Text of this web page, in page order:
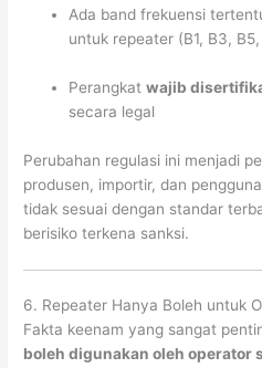
Ada band frekuensi
untuk repeater (B1, B3,
Perangkatwajib
secara legal
Perubahan regulasi ini menjadi
produsen, importir, dan
tidak sesuai dengan standar
berisiko terkena sanksi.
6. Repeater Hanya Boleh untuk
Fakta keenam yang sangat
boleh digunakan oleh operator